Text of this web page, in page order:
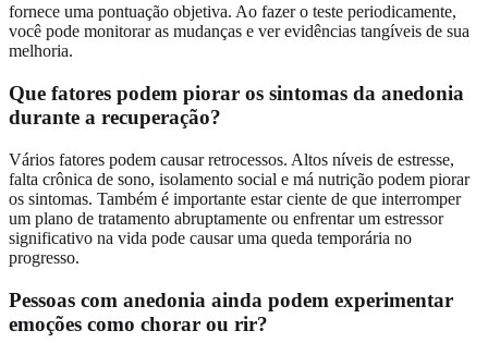
fornece uma pontuação objetiva. Ao fazer o teste periodicamente,
você pode monitorar as mudanças e ver evidências tangíveis de sua
melhoria.
Que fatores podem piorar os sintomas da anedonia
durante a recuperação?
Vários fatores podem causar retrocessos. Altos níveis de estresse,
falta crônica de sono, isolamento social e má nutrição podem piorar
os sintomas. Também é importante estar ciente de que interromper
um plano de tratamento abruptamente ou enfrentar um estressor
significativo na vida pode causar uma queda temporária no
progresso.
Pessoas com anedonia ainda podem experimentar
emoções como chorar ou rir?